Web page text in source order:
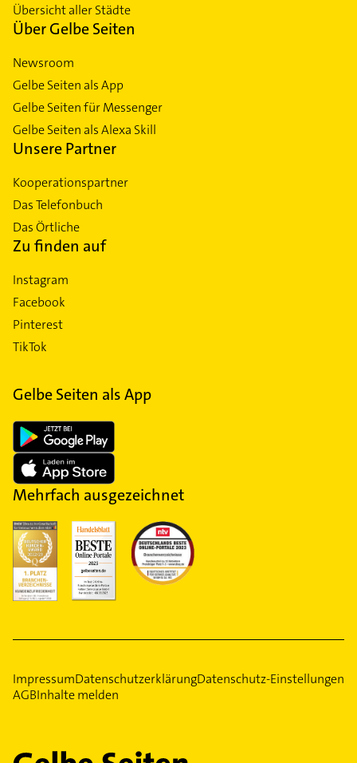
Übersicht aller Städte
Über Gelbe Seiten
Newsroom
Gelbe Seiten als App
Gelbe Seiten für Messenger
Gelbe Seiten als Alexa Skill
Unsere Partner
Kooperationspartner
Das Telefonbuch
Das Örtliche
Zu finden auf
Instagram
Facebook
Pinterest
TikTok
Gelbe Seiten als App
Mehrfach ausgezeichnet
ImpressumDatenschutzerklärungDatenschutz-Einstellungen
AGBInhalte melden